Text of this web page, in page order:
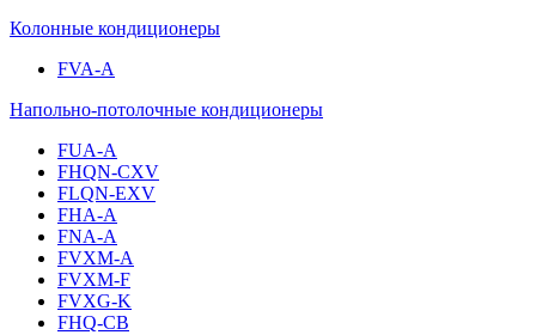
Колонные кондиционеры
FVA-A
Напольно-потолочные кондиционеры
FUA-A
FHQN-CXV
FLQN-EXV
FHA-A
FNA-A
FVXM-A
FVXM-F
FVXG-K
FHQ-CB